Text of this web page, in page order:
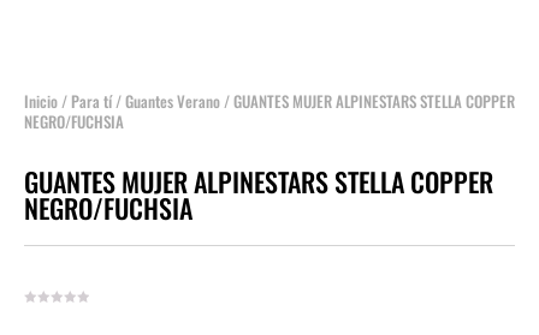
Inicio / Para tí/Guantes Verano / GUANTES MUJER ALPINESTARS STELLA COPPER
NEGRO/FUCHSIA
GUANTES MUJER ALPINESTARS STELLA COPPER
NEGRO/FUCHSIA